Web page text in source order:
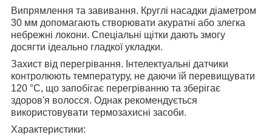
Випрямлення та завивання. Круглі насадки діаметром
30 мм допомагають створювати акуратні або злегка
небрежні локони. Спеціальні щітки дають змогу
досягти ідеально гладкої укладки.
Захист від перегрівання. Інтелектуальні датчики
контролюють температуру, не даючи їй перевищувати
120 °C, що запобігає перегріванню та зберігає
здоров'я волосся. Однак рекомендується
використовувати термозахисні засоби.
Характеристики: